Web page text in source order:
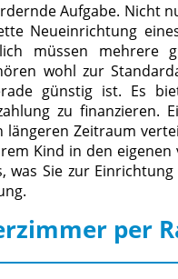
Aufgabe. Nicht
Neueinrichtung
müssen mehrere
wohl zur
günstig ist. Es
zu finanzieren.
Zeitraum
Kind in den
Sie zur
per